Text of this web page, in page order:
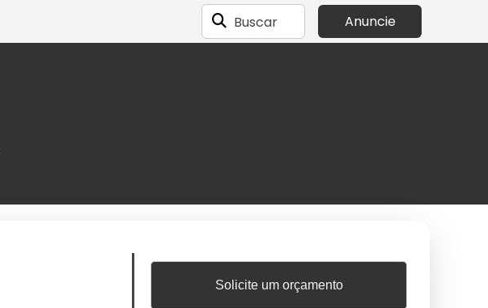
Buscar Anuncie
Solicite um orçamento